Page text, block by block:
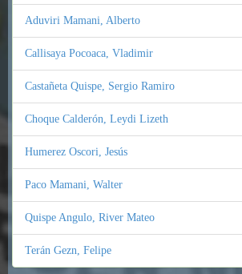
Aduviri Mamani, Alberto
Callisaya Pocoaca, Vladimir
Castañeta Quispe, Sergio Ramiro
Choque Calderón, Leydi Lizeth
Humerez Oscori, Jesús
Paco Mamani, Walter
Quispe Angulo, River Mateo
Terán Gezn, Felipe